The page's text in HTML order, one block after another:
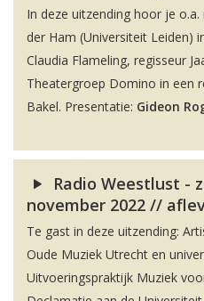
In deze uitzending hoor je
der Ham (Universiteit Leiden)
Claudia Flameling, regisseur
Theatergroep Domino in een
Bakel. Presentatie: Gideon
Radio Weestlust -
november 2022 //
Te gast in deze uitzending:
Oude Muziek Utrecht en
Uitvoeringspraktijk Muziek